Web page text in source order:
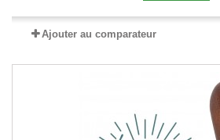
Ajouter au comparateur